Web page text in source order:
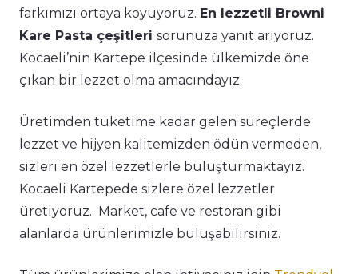
farkımızı ortaya koyuyoruz. En lezzetli Browni
Kare Pasta çeşitleri sorunuza yanıt arıyoruz.
Kocaeli’nin Kartepe ilçesinde ülkemizde öne
çıkan bir lezzet olma amacındayız.
Üretimden tüketime kadar gelen süreçlerde
lezzet ve hijyen kalitemizden ödün vermeden,
sizleri en özel lezzetlerle buluşturmaktayız.
Kocaeli Kartepede sizlere özel lezzetler
üretiyoruz. Market, cafe ve restoran gibi
alanlarda ürünlerimizle buluşabilirsiniz.